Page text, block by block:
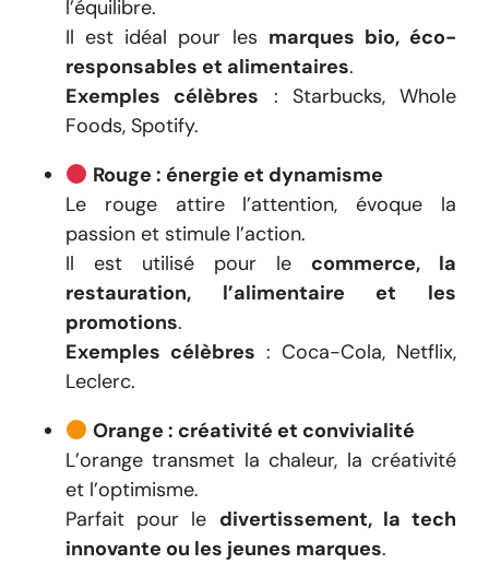
l’équilibre.
Il est idéal pour les marques bio, éco-
responsables et alimentaires.
Exemples célèbres : Starbucks, Whole
Foods, Spotify.
Rouge : énergie et dynamisme
Le rouge attire l’attention, évoque la
passion et stimule l’action.
Il est utilisé pour le commerce, la
restauration, l’alimentaire et les
promotions.
Exemples célèbres : Coca-Cola, Netflix,
Leclerc.
Orange : créativité et convivialité
L’orange transmet la chaleur, la créativité
et l’optimisme.
Parfait pour le divertissement, la tech
innovante ou les jeunes marques.